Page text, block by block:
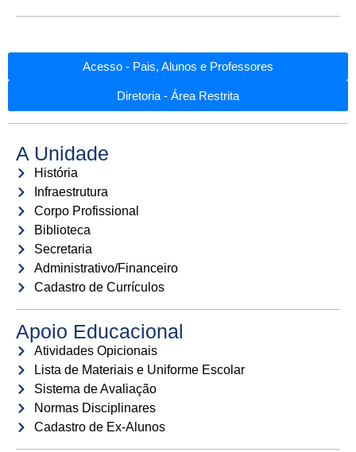
Acesso - Pais, Alunos e Professores
Diretoria - Área Restrita
A Unidade
História
Infraestrutura
Corpo Profissional
Biblioteca
Secretaria
Administrativo/Financeiro
Cadastro de Currículos
Apoio Educacional
Atividades Opicionais
Lista de Materiais e Uniforme Escolar
Sistema de Avaliação
Normas Disciplinares
Cadastro de Ex-Alunos